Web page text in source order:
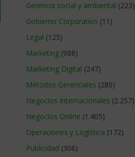
Gerencia social y ambiental (223)
Gobierno Corporativo (11)
Legal (125)
Marketing (988)
Marketing Digital (247)
Métodos Gerenciales (280)
Negocios Internacionales (2.257)
Negocios Online (1.405)
Operaciones y Logística (172)
Publicidad (306)